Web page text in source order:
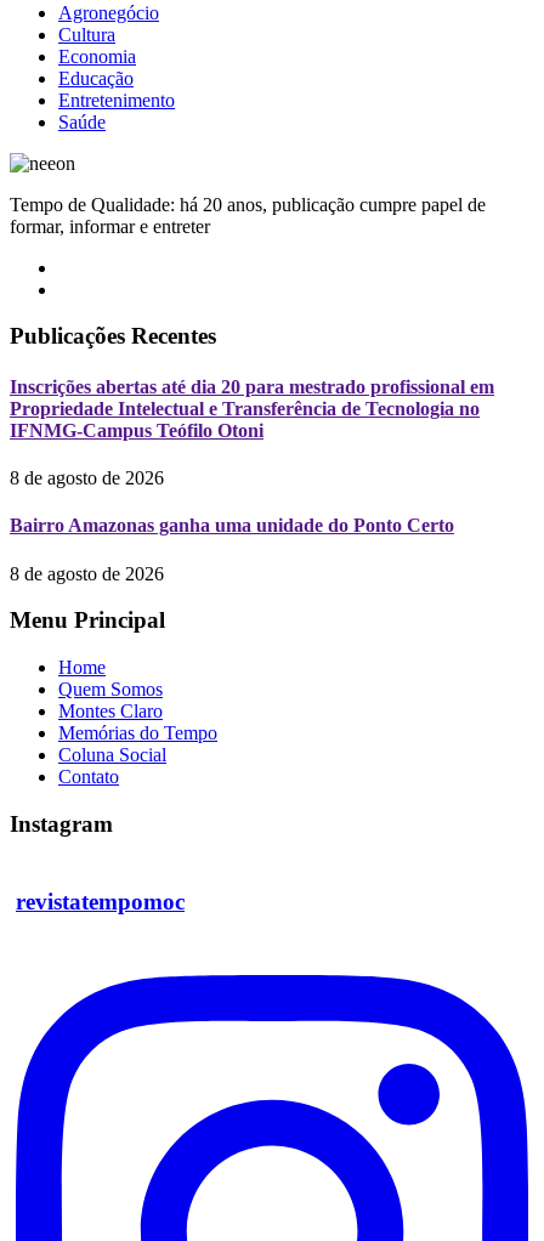
Agronegócio
Cultura
Economia
Educação
Entretenimento
Saúde
Tempo de Qualidade: há 20 anos, publicação cumpre papel de
formar, informar e entreter
Publicações Recentes
Inscrições abertas até dia 20 para mestrado profissional em
Propriedade Intelectual e Transferência de Tecnologia no
IFNMG-Campus Teófilo Otoni
8 de agosto de 2026
Bairro Amazonas ganha uma unidade do Ponto Certo
8 de agosto de 2026
Menu Principal
Home
Quem Somos
Montes Claro
Memórias do Tempo
Coluna Social
Contato
Instagram
revistatempomoc